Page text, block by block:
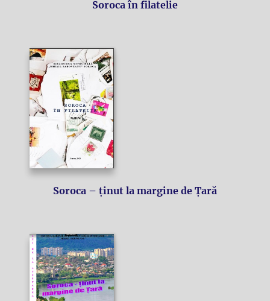
Soroca în filatelie
Soroca – ținut la margine de Țară